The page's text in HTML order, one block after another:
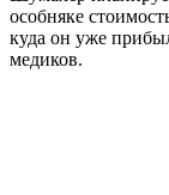
особняке
куда он уже
медиков.